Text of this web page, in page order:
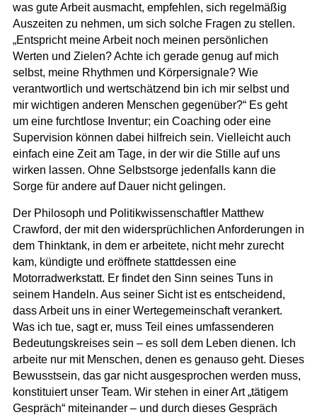
was gute Arbeit ausmacht, empfehlen, sich regelmäßig
Auszeiten zu nehmen, um sich solche Fragen zu stellen.
„Entspricht meine Arbeit noch meinen persönlichen
Werten und Zielen? Achte ich gerade genug auf mich
selbst, meine Rhythmen und Körpersignale? Wie
verantwortlich und wertschätzend bin ich mir selbst und
mir wichtigen anderen Menschen gegenüber?“ Es geht
um eine furchtlose Inventur; ein Coaching oder eine
Supervision können dabei hilfreich sein. Vielleicht auch
einfach eine Zeit am Tage, in der wir die Stille auf uns
wirken lassen. Ohne Selbstsorge jedenfalls kann die
Sorge für andere auf Dauer nicht gelingen.
Der Philosoph und Politikwissenschaftler Matthew
Crawford, der mit den widersprüchlichen Anforderungen in
dem Thinktank, in dem er arbeitete, nicht mehr zurecht
kam, kündigte und eröffnete stattdessen eine
Motorradwerkstatt. Er findet den Sinn seines Tuns in
seinem Handeln. Aus seiner Sicht ist es entscheidend,
dass Arbeit uns in einer Wertegemeinschaft verankert.
Was ich tue, sagt er, muss Teil eines umfassenderen
Bedeutungskreises sein – es soll dem Leben dienen. Ich
arbeite nur mit Menschen, denen es genauso geht. Dieses
Bewusstsein, das gar nicht ausgesprochen werden muss,
konstituiert unser Team. Wir stehen in einer Art „tätigem
Gespräch“ miteinander– und durch dieses Gespräch